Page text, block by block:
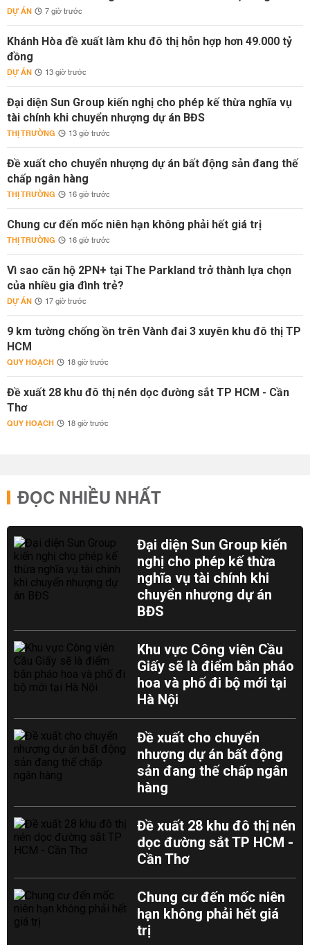
DỰ ÁN 7 giờ trước
Khánh Hòa đề xuất làm khu đô thị hỗn hợp hơn 49.000 tỷ
đồng
DỰ ÁN 13 giờ trước
Đại diện Sun Group kiến nghị cho phép kế thừa nghĩa vụ
tài chính khi chuyển nhượng dự án BĐS
THỊ TRƯỜNG 13 giờ trước
Đề xuất cho chuyển nhượng dự án bất động sản đang thế
chấp ngân hàng
THỊ TRƯỜNG 16 giờ trước
Chung cư đến mốc niên hạn không phải hết giá trị
THỊ TRƯỜNG 16 giờ trước
Vì sao căn hộ 2PN+ tại The Parkland trở thành lựa chọn
của nhiều gia đình trẻ?
DỰ ÁN 17 giờ trước
9 km tường chống ồn trên Vành đai 3 xuyên khu đô thị TP
HCM
QUY HOẠCH 18 giờ trước
Đề xuất 28 khu đô thị nén dọc đường sắt TP HCM - Cần
Thơ
QUY HOẠCH 18 giờ trước
ĐỌC NHIỀU NHẤT
Đại diện Sun Group kiến
nghị cho phép kế thừa
nghĩa vụ tài chính khi
chuyển nhượng dự án
BĐS
Khu vực Công viên Cầu
Giấy sẽ là điểm bắn pháo
hoa và phố đi bộ mới tại
Hà Nội
Đề xuất cho chuyển
nhượng dự án bất động
sản đang thế chấp ngân
hàng
Đề xuất 28 khu đô thị nén
dọc đường sắt TP HCM -
Cần Thơ
Chung cư đến mốc niên
hạn không phải hết giá
trị